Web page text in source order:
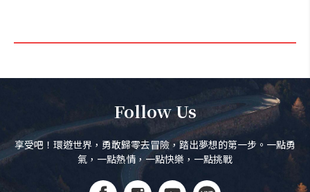
Follow Us
享受吧！環遊世界，勇敢歸零去冒險，踏出夢想的第一步。一點勇
氣，一點熱情，一點快樂，一點挑戰